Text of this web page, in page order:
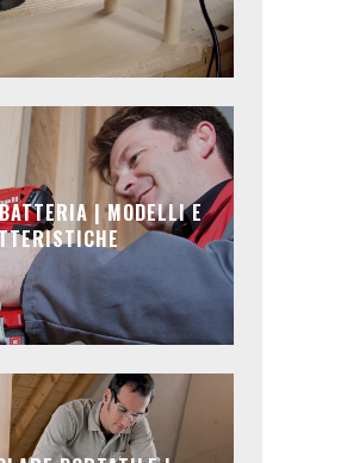
| MODELLI E